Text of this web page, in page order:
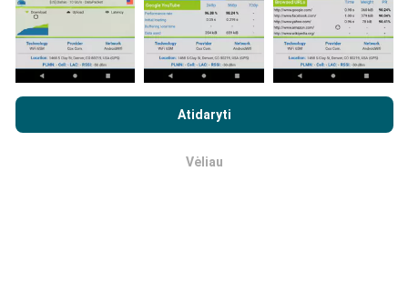
Atidaryti
Vėliau
, taip pat su „nPerf“ testu
vartotojo licencijos sutartis.
Gerai